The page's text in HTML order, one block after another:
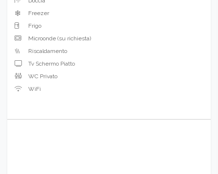
Freezer
Frigo
Microonde (su richiesta)
Riscaldamento
Tv Schermo Piatto
WC Privato
WiFi